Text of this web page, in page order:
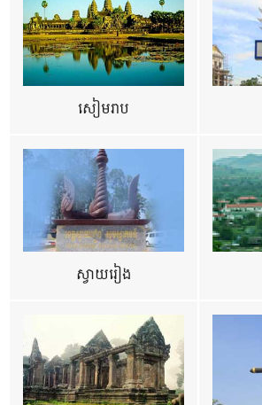
សៀមរាប
ស្វាយរៀង